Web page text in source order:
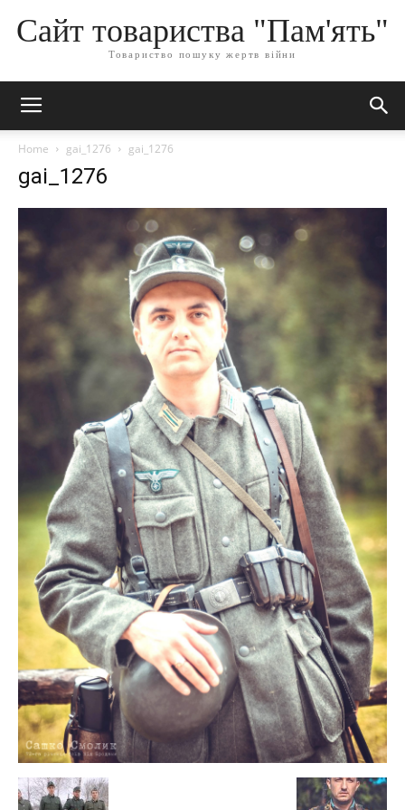
Сайт товариства "Пам'ять"
Товариство пошуку жертв війни
Home gai_1276 gai_1276
gai_1276